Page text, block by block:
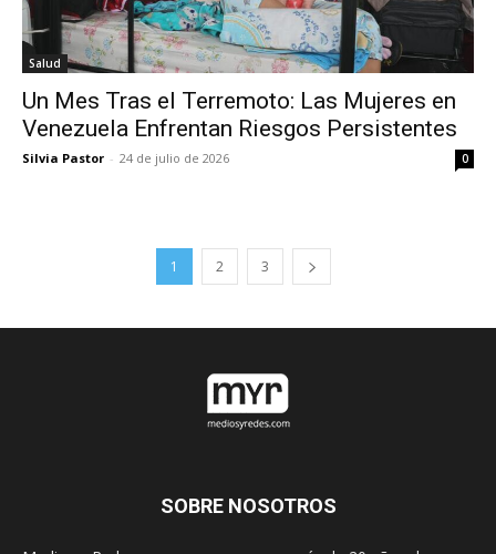
Salud
Un Mes Tras el Terremoto: Las Mujeres en
Venezuela Enfrentan Riesgos Persistentes
Silvia Pastor - 24 de julio de 2026 0
1 2 3
SOBRE NOSOTROS